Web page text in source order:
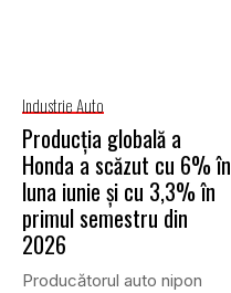
Industrie Auto
Producția globală a
Honda a scăzut cu 6% în
luna iunie și cu 3,3% în
primul semestru din
2026
Producătorul auto nipon